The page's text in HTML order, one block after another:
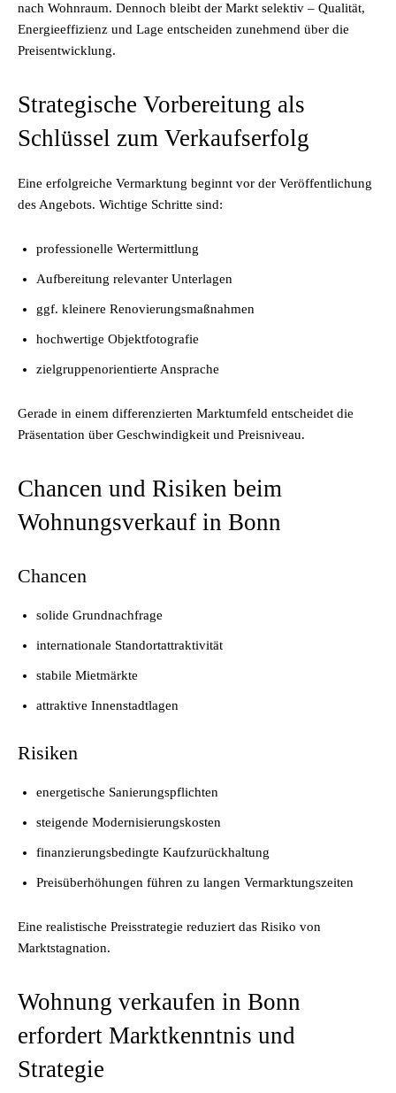
nach Wohnraum. Dennoch bleibt der Markt selektiv – Qualität,
Energieeffizienz und Lage entscheiden zunehmend über die
Preisentwicklung.
Strategische Vorbereitung als
Schlüssel zum Verkaufserfolg
Eine erfolgreiche Vermarktung beginnt vor der Veröffentlichung
des Angebots. Wichtige Schritte sind:
professionelle Wertermittlung
Aufbereitung relevanter Unterlagen
ggf. kleinere Renovierungsmaßnahmen
hochwertige Objektfotografie
zielgruppenorientierte Ansprache
Gerade in einem differenzierten Marktumfeld entscheidet die
Präsentation über Geschwindigkeit und Preisniveau.
Chancen und Risiken beim
Wohnungsverkauf in Bonn
Chancen
solide Grundnachfrage
internationale Standortattraktivität
stabile Mietmärkte
attraktive Innenstadtlagen
Risiken
energetische Sanierungspflichten
steigende Modernisierungskosten
finanzierungsbedingte Kaufzurückhaltung
Preisüberhöhungen führen zu langen Vermarktungszeiten
Eine realistische Preisstrategie reduziert das Risiko von
Marktstagnation.
Wohnung verkaufen in Bonn
erfordert Marktkenntnis und
Strategie